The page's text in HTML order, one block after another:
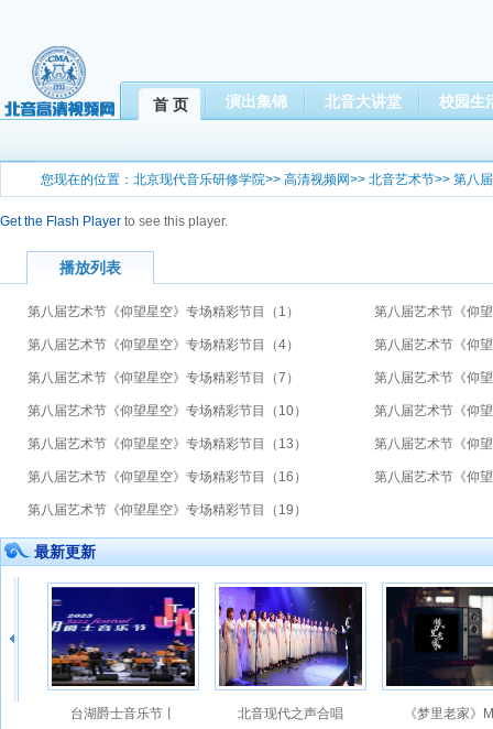
首 页 演出集锦 北音大讲堂 校园生
您现在的位置： 北京现代音乐研修学院>> 高清视频网>> 北音艺术节>> 第八届
Get the Flash Player to see this player.
播放列表
第八届艺术节《仰望星空》专场精彩节目（1） 第八届艺术节《仰
第八届艺术节《仰望星空》专场精彩节目（4） 第八届艺术节《仰
第八届艺术节《仰望星空》专场精彩节目（7） 第八届艺术节《仰
第八届艺术节《仰望星空》专场精彩节目（10） 第八届艺术节《仰
第八届艺术节《仰望星空》专场精彩节目（13） 第八届艺术节《仰
第八届艺术节《仰望星空》专场精彩节目（16） 第八届艺术节《仰
第八届艺术节《仰望星空》专场精彩节目（19）
最新更新
台湖爵士音乐节丨 北音现代之声合唱 《梦里老家》